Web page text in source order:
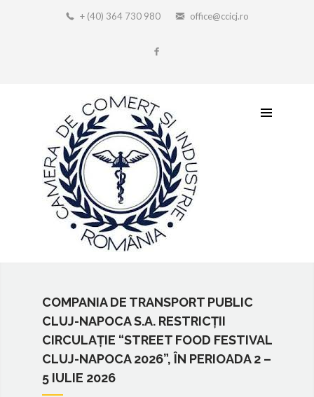
+ (40) 364 730 980 office@ccicj.ro
COMPANIA DE TRANSPORT PUBLIC
CLUJ-NAPOCA S.A. RESTRICȚII
CIRCULAȚIE “STREET FOOD FESTIVAL
CLUJ-NAPOCA 2026”, ÎN PERIOADA 2 –
5 IULIE 2026